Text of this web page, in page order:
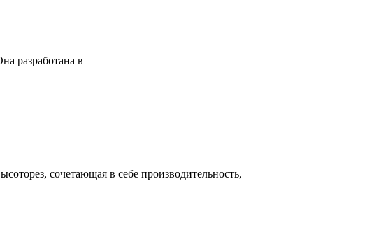
разработана в
сочетающая в себе производительность,